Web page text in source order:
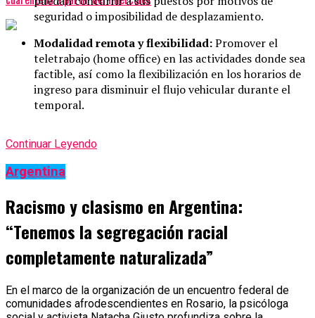
seguridad o imposibilidad de desplazamiento.
Modalidad remota y flexibilidad:Promover el
teletrabajo (home office) en las actividades donde sea
factible, así como la flexibilización en los horarios de
ingreso para disminuir el flujo vehicular durante el
temporal.
Continuar Leyendo
Argentina
Racismo y clasismo en Argentina:
“Tenemos la segregación racial
completamente naturalizada”
En el marco de la organización de un encuentro federal de
comunidades afrodescendientes en Rosario, la psicóloga